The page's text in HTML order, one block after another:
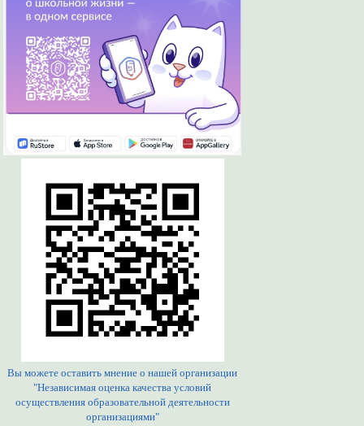
Вы можете оставить мнение о нашей организации
"Независимая оценка качества условий
осуществления образовательной деятельности
организациями"